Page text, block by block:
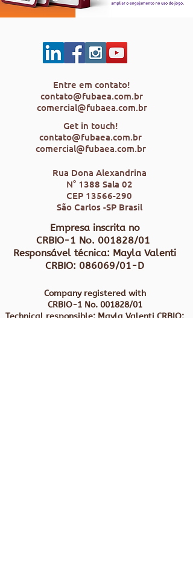
Entre em contato!
contato@fubaea.com.br
comercial@fubaea.com.br
Get in touch!
contato@fubaea.com.br
comercial@fubaea.com.br
Rua Dona Alexandrina
N° 1388 Sala 02
CEP 13566-290
São Carlos -SP Brasil
Empresa inscrita no
CRBIO-1 No. 001828/01
Responsável técnica: Mayla Valenti
CRBIO: 086069/01-D
Company registered with
CRBIO-1 No. 001828/01
Technical responsible: Mayla Valenti CRBIO: